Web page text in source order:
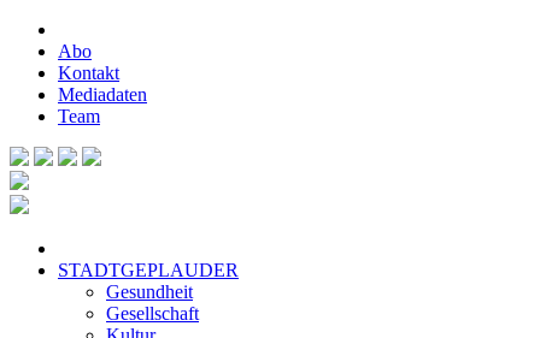
Abo
Kontakt
Mediadaten
Team
STADTGEPLAUDER
Gesundheit
Gesellschaft